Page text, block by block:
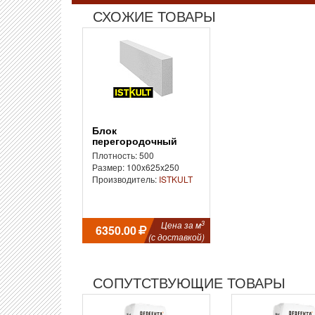
СХОЖИЕ ТОВАРЫ
Блок
перегородочный
D500 ISTKULT
Плотность: 500
Размер: 100x625x250
Производитель: ISTKULT
6350.00 Цена за м3
(с доставкой)
СОПУТСТВУЮЩИЕ ТОВАРЫ